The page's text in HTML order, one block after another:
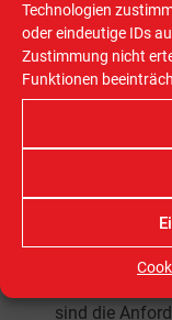
Technologien
oder eindeutige IDs
Zustimmung nicht
Funktionen
In den
Private Cloud
gewissen
Organisation
Aufbau einer
sinnvoll sein.
sind die